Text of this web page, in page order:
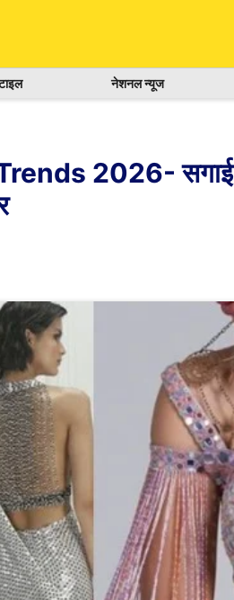
नेशनल न्यूज
2026- सगाई